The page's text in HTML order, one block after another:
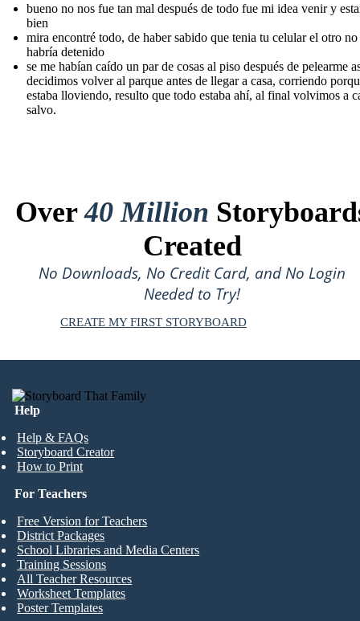
bueno no nos fue tan mal después de todo fue mi idea venir y
bien
mira encontré todo, de haber sabido que tenia tu celular el otro no
habría detenido
se me habían caído un par de cosas al piso después de pelearme
decidimos volver al parque antes de llegar a casa, corriendo
estaba lloviendo, resulto que todo estaba ahí, al final volvimos a
salvo.
Over40 Million
Created
No Downloads, No Credit Card, and No Login
Needed to Try!
CREATE MY FIRST STORYBOARD
Help
Help & FAQs
Storyboard Creator
How to Print
For Teachers
Free Version for Teachers
District Packages
School Libraries and Media Centers
Training Sessions
All Teacher Resources
Worksheet Templates
Poster Templates